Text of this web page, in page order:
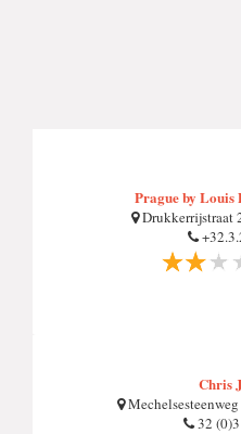
Prague by Louis
Drukkerrijstraat
Chris
32